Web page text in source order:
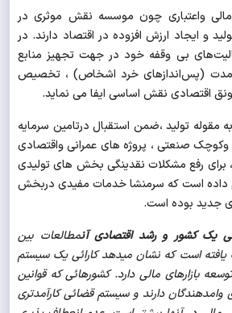
مالی واعتباری چون موسسه نقش موثری در
و ایجاد ارزش افزوده در اقتصاد دارند. در
بی وقفه خود در جهت تجهیز منابع
(پس‌اندازهای خرد اشخاص) ، تخصیص
اقتصادی نقش اساسی ایفا می نماید.
مقوله تولید ،ضمن استقبال درتامین سرمایه
وکوچک صنعتی ، پروژه های عمرانی واقتصادی
، برای رفع مشکلات نقدینگی بخش های تولیدی
داده است که سرمنشا خدمات مفیدی دربخش
جدید بوده است.
یک کشور و رشد اقتصادی آنمطالعات بین
است که نشان می­دهد کارائی یک سیستم
بازارهای مالی دارد. کشورهائی که قوانین
دارند و سیستم قضائی کارآمدتری